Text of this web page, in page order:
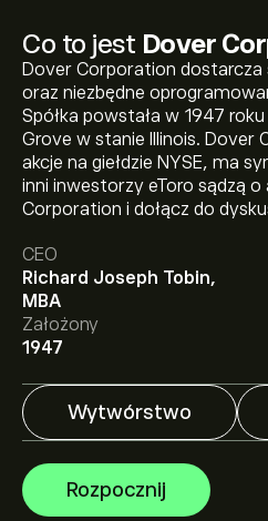
Co to jest Dover
Dover Corporation
oraz niezbędne
Spółka powstała w 1947
Grove w stanie Illinois. Dover
akcje na giełdzie NYSE, ma
inni inwestorzy eToro sądzą o
Corporation i dołącz do
CEO
Richard Joseph Tobin,
MBA
Założony
1947
Wytwórstwo
Rozpocznij
Aktualna cena instrumentu:
Średnia cena docelowa dla
wynosi 211.13‎$‎.
szczegółowe prognozy
Analitycy oferują prognozy
Corp w oparciu o trendy
przewidywany wzrost.